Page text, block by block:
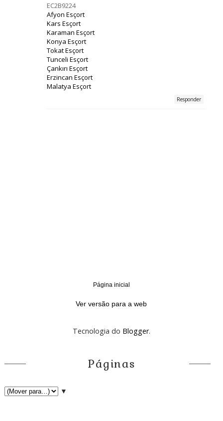
EC2B9224
Afyon Esçort
Kars Esçort
Karaman Esçort
Konya Esçort
Tokat Esçort
Tunceli Esçort
Çankırı Esçort
Erzincan Esçort
Malatya Esçort
Responder
Página inicial
Ver versão para a web
Tecnologia do Blogger.
Páginas
▼